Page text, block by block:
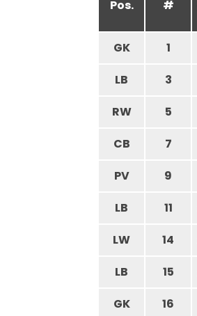
Pos. #
GK
1
LB
3
RW
5
CB
7
PV 9
LB
11
LW
14
LB
15
GK 16